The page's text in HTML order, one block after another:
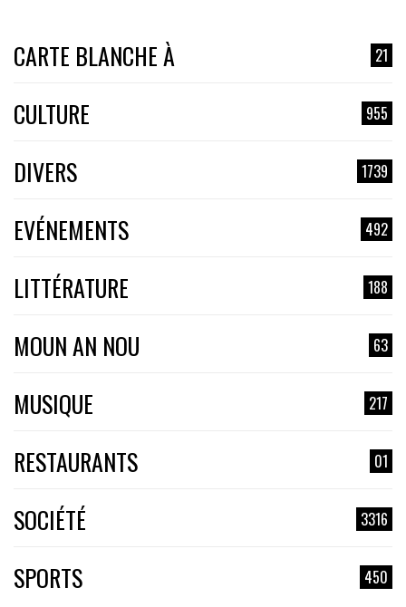
CARTE BLANCHE À 21
CULTURE 955
DIVERS 1739
EVÉNEMENTS 492
LITTÉRATURE 188
MOUN AN NOU 63
MUSIQUE 217
RESTAURANTS 01
SOCIÉTÉ 3316
SPORTS 450